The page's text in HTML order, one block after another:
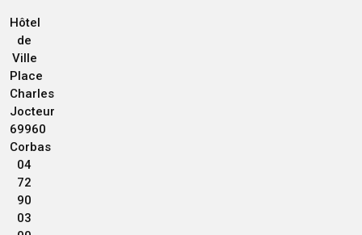
Hôtel
de
Ville
Place
Charles
Jocteur
69960
Corbas
04
72
90
03